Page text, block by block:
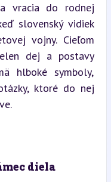
vracia do rodnej
slovenský vidiek
vojny. Cieľom
dej a postavy
hlboké symboly,
ktoré do nej
diela